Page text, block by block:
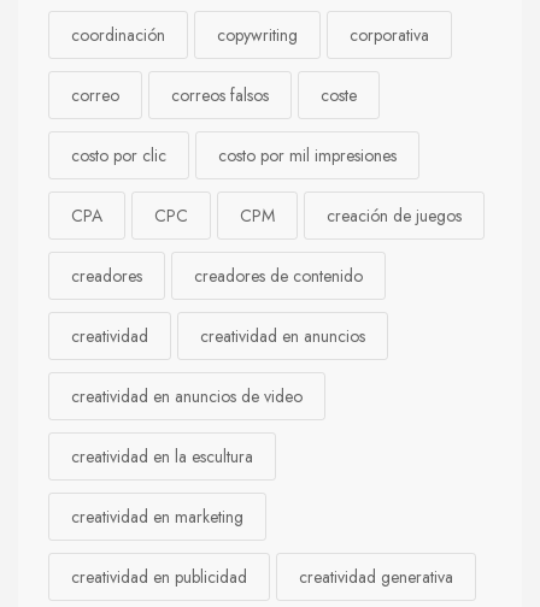
coordinación copywriting corporativa
correo correos falsos coste
costo por clic costo por mil impresiones
CPA CPC CPM creación de juegos
creadores creadores de contenido
creatividad creatividad en anuncios
creatividad en anuncios de video
creatividad en la escultura
creatividad en marketing
creatividad en publicidad creatividad generativa